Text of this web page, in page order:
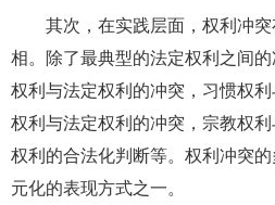
其次，在实践层面，权利冲
相。除了最典型的法定权利之间
权利与法定权利的冲突，习惯权
权利与法定权利的冲突，宗教权
权利的合法化判断等。权利冲突
元化的表现方式之一。